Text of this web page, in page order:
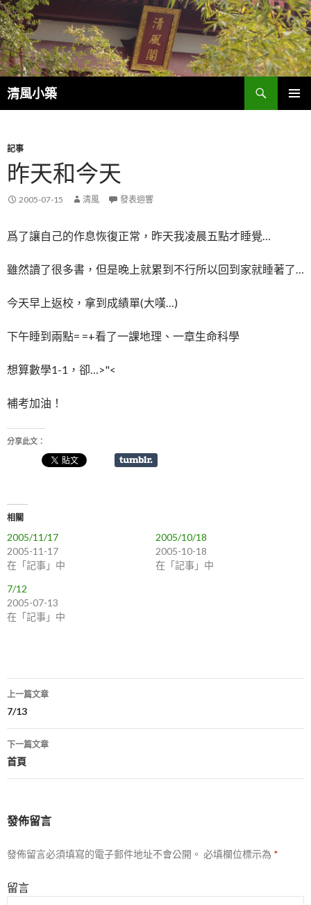
清風小築
搜
尋
容
記事
昨天和今天
2005-07-15 清風 發表迴響
爲了讓自己的作息恢復正常，昨天我凌晨五點才睡覺…
雖然讀了很多書，但是晚上就累到不行所以回到家就睡著了…
今天早上返校，拿到成績單(大嘆…)
下午睡到兩點= =+看了一課地理、一章生命科學
想算數學1-1，卻…>"<
補考加油！
分享此文：
相關
2005/11/17
2005-11-17
在「記事」中
2005/10/18
2005-10-18
在「記事」中
7/12
2005-07-13
在「記事」中
文
章
導
列
上一篇文章
7/13
下一篇文章
首頁
發佈留言
發佈留言必須填寫的電子郵件地址不會公開。 必填欄位標示為 *
留言